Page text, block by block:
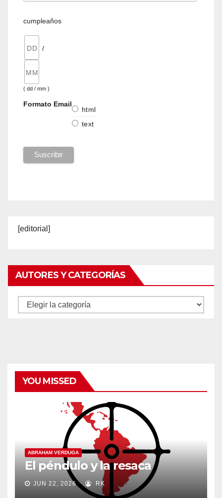
cumpleaños
/
( dd / mm )
Formato Email
html
text
[editorial]
AUTORES Y CATEGORÍAS
Autores
YOU MISSED
ABRAHAM VERDUGA
El péndulo y la resaca
JUN 22, 2026 RK